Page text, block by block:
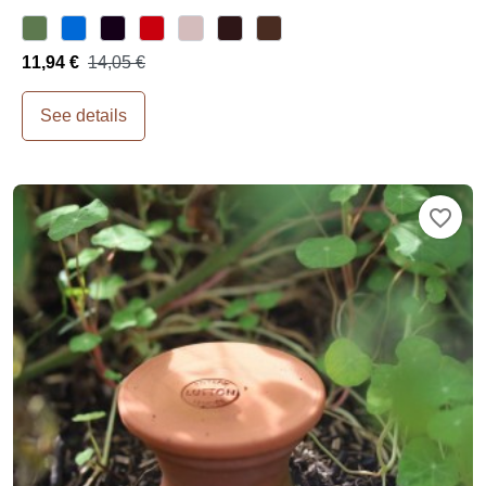
11,94 € 14,05 €
See details
favorite_border